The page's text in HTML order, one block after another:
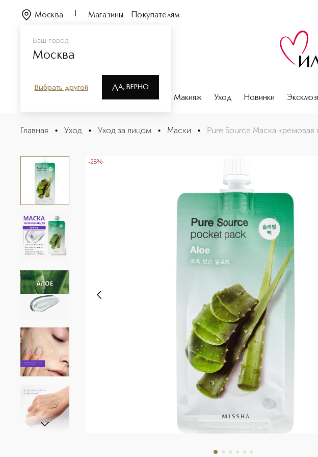
Ваш город
Москва
Выбрать другой ДА, ВЕРНО
Москва Магазины Покупателям
Парфюмерия Макияж Уход Новинки
Pure Source Маска кремовая ночная с экстрактом алоэ
Описание
Главная • Уход • Уход за лицом • Маски • Pure Source Маска кремовая
-28%